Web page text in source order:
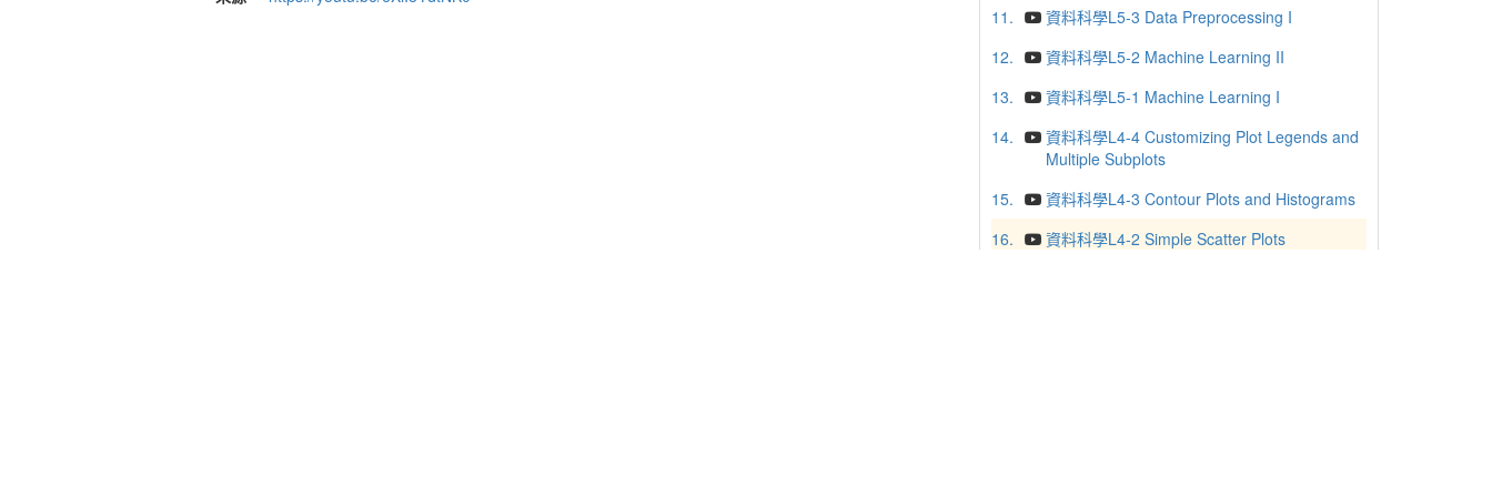
11.
資料科學L5-3 Data Preprocessing I
12.
資料科學L5-2 Machine Learning II
13.
資料科學L5-1 Machine Learning I
14.
資料科學L4-4 Customizing Plot Legends and
Multiple Subplots
15.
資料科學L4-3 Contour Plots and Histograms
16.
資料科學L4-2 Simple Scatter Plots